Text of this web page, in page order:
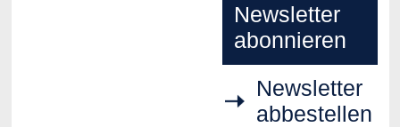
Newsletter
abonnieren
Newsletter
abbestellen